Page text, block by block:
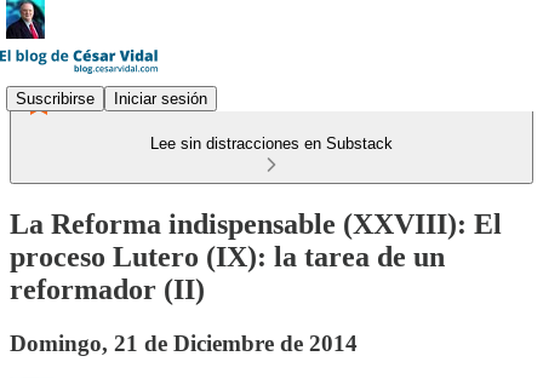
Suscribirse Iniciar sesión
Lee sin distracciones en Substack
La Reforma indispensable (XXVIII): El
proceso Lutero (IX): la tarea de un
reformador (II)
Domingo, 21 de Diciembre de 2014